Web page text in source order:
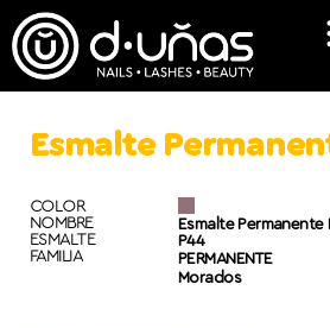
Esmalte
COLOR
NOMBRE
ESMALTE
FAMILIA
Esmalte Permanente
P44
PERMANENTE
Morados